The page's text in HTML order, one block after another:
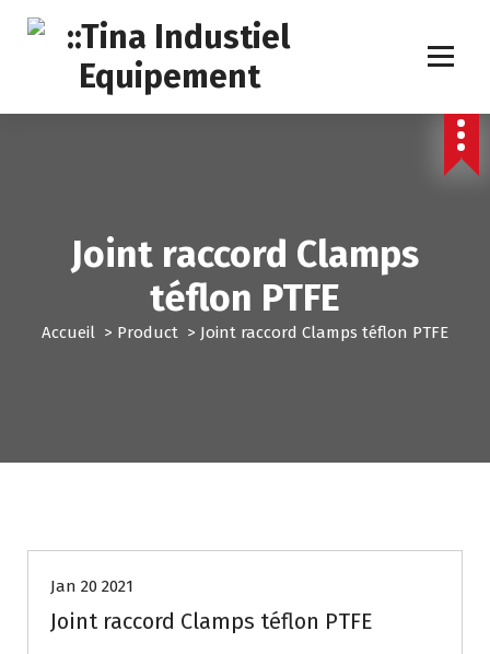
Joint raccord Clamps
téflon PTFE
Accueil > Product > Joint raccord Clamps téflon PTFE
Jan 20 2021
Joint raccord Clamps téflon PTFE